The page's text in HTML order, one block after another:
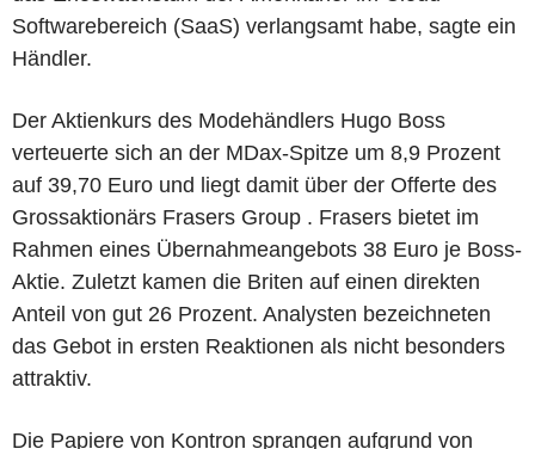
Softwarebereich (SaaS) verlangsamt habe, sagte ein
Händler.
Der Aktienkurs des Modehändlers Hugo Boss
verteuerte sich an der MDax-Spitze um 8,9 Prozent
auf 39,70 Euro und liegt damit über der Offerte des
Grossaktionärs Frasers Group . Frasers bietet im
Rahmen eines Übernahmeangebots 38 Euro je Boss-
Aktie. Zuletzt kamen die Briten auf einen direkten
Anteil von gut 26 Prozent. Analysten bezeichneten
das Gebot in ersten Reaktionen als nicht besonders
attraktiv.
Die Papiere von Kontron sprangen aufgrund von